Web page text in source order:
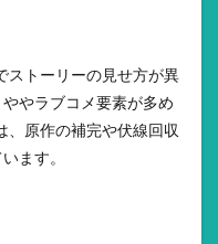
ストーリーの見せ方が異
やラブコメ要素が多め
、原作の補完や伏線回収
ます。